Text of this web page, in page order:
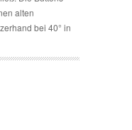
alten
bei 40° in